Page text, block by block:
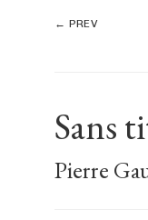
← PREV
Sans
Pierre